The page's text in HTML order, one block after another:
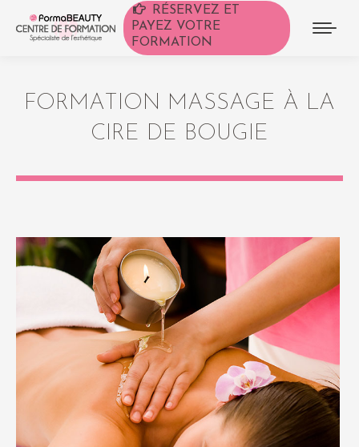
RÉSERVEZ ET
PAYEZ VOTRE
FORMATION
FORMATION MASSAGE À LA
CIRE DE BOUGIE